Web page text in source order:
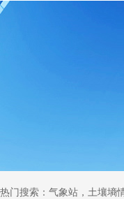
热门搜索：气象站，土壤墒